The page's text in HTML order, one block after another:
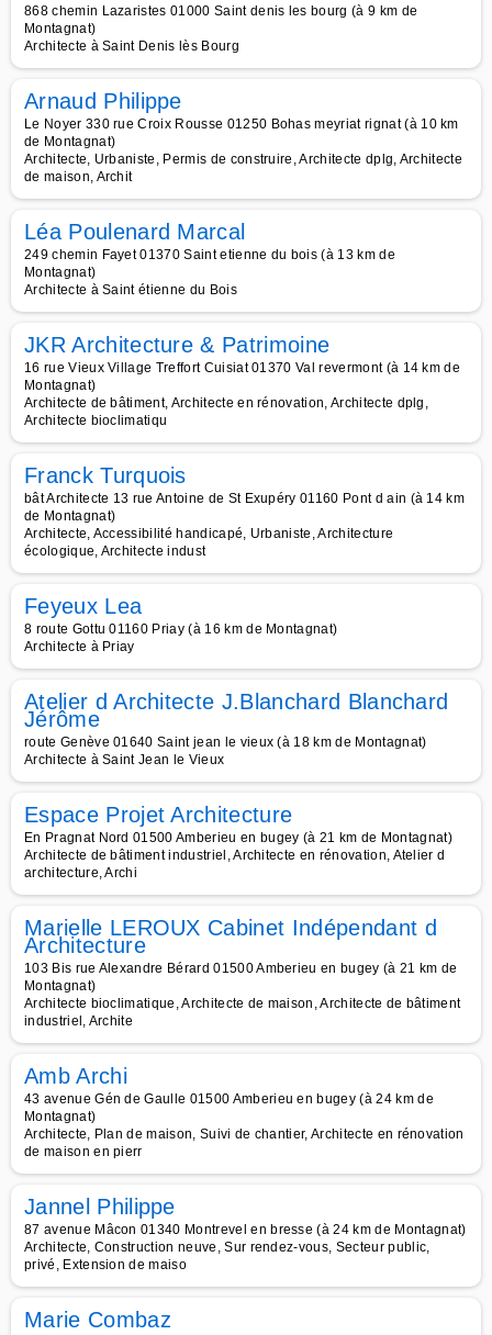
868 chemin Lazaristes 01000 Saint denis les bourg (à 9 km de
Montagnat)
Architecte à Saint Denis lès Bourg
Arnaud Philippe
Le Noyer 330 rue Croix Rousse 01250 Bohas meyriat rignat (à 10 km
de Montagnat)
Architecte, Urbaniste, Permis de construire, Architecte dplg, Architecte
de maison, Archit
Léa Poulenard Marcal
249 chemin Fayet 01370 Saint etienne du bois (à 13 km de
Montagnat)
Architecte à Saint étienne du Bois
JKR Architecture & Patrimoine
16 rue Vieux Village Treffort Cuisiat 01370 Val revermont (à 14 km de
Montagnat)
Architecte de bâtiment, Architecte en rénovation, Architecte dplg,
Architecte bioclimatiqu
Franck Turquois
bât Architecte 13 rue Antoine de St Exupéry 01160 Pont d ain (à 14 km
de Montagnat)
Architecte, Accessibilité handicapé, Urbaniste, Architecture
écologique, Architecte indust
Feyeux Lea
8 route Gottu 01160 Priay (à 16 km de Montagnat)
Architecte à Priay
Atelier d Architecte J.Blanchard Blanchard
Jérôme
route Genève 01640 Saint jean le vieux (à 18 km de Montagnat)
Architecte à Saint Jean le Vieux
Espace Projet Architecture
En Pragnat Nord 01500 Amberieu en bugey (à 21 km de Montagnat)
Architecte de bâtiment industriel, Architecte en rénovation, Atelier d
architecture, Archi
Marielle LEROUX Cabinet Indépendant d
Architecture
103 Bis rue Alexandre Bérard 01500 Amberieu en bugey (à 21 km de
Montagnat)
Architecte bioclimatique, Architecte de maison, Architecte de bâtiment
industriel, Archite
Amb Archi
43 avenue Gén de Gaulle 01500 Amberieu en bugey (à 24 km de
Montagnat)
Architecte, Plan de maison, Suivi de chantier, Architecte en rénovation
de maison en pierr
Jannel Philippe
87 avenue Mâcon 01340 Montrevel en bresse (à 24 km de Montagnat)
Architecte, Construction neuve, Sur rendez-vous, Secteur public,
privé, Extension de maiso
Marie Combaz